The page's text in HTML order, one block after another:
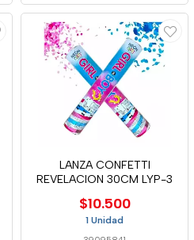
LANZA CONFETTI
REVELACION 30CM LYP-3
$10.500
1 Unidad